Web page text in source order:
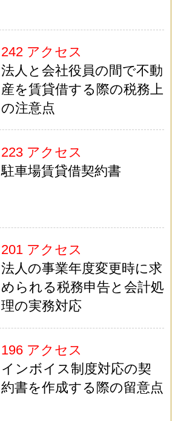
242 アクセス
法人と会社役員の間で不動
産を賃貸借する際の税務上
の注意点
223 アクセス
駐車場賃貸借契約書
201 アクセス
法人の事業年度変更時に求
められる税務申告と会計処
理の実務対応
196 アクセス
インボイス制度対応の契
約書を作成する際の留意点